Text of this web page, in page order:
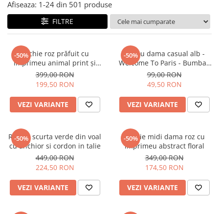
Tricouri si topuri
Rochii de eveniment
Afiseaza: 1-24 din 501 produse
FILTRE
-50%Rochie roz prăfuit cu
imprimeu animal print și
curea
399,00 RON
199,50 RON
VEZI VARIANTE
-50%
Tricou dama casual alb -
Welcome To Paris - Bumbac
Organic
99,00 RON
49,50 RON
VEZI VARIANTE
-50%
Rochie scurta verde din voal
cu anchior si cordon in talie
449,00 RON
224,50 RON
VEZI VARIANTE
-50%
Rochie midi dama roz cu
imprimeu abstract floral
349,00 RON
174,50 RON
VEZI VARIANTE